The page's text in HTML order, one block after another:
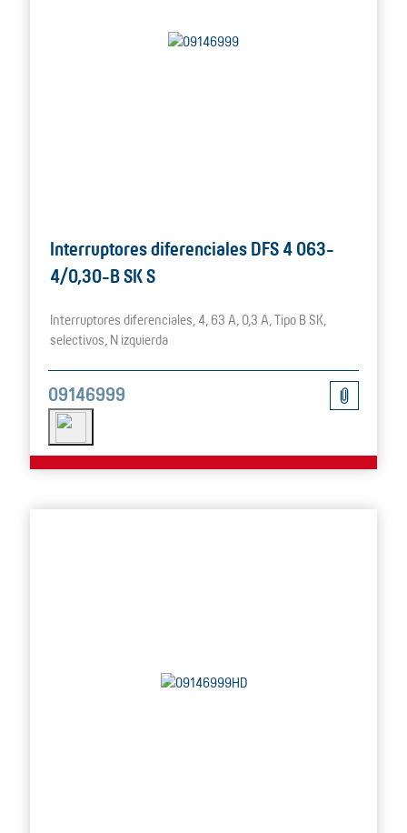
Interruptores diferenciales DFS 4 063-
4/0,30-B SK S
Interruptores diferenciales, 4, 63 A, 0,3 A, Tipo B SK,
selectivos, N izquierda
09146999